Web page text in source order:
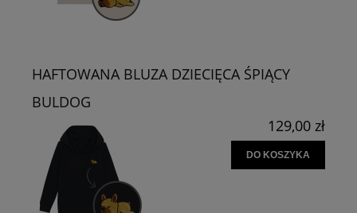
HAFTOWANA BLUZA DZIECIĘCA ŚPIĄCY
BULDOG
129,00 zł
DO KOSZYKA